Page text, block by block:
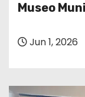
Museo
Jun 1, 2026